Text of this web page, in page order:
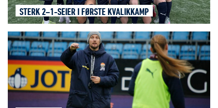
STERK 2–1-SEIER I FØRSTE KVALIKKAMP